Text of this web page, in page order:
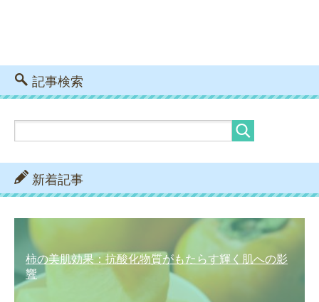
記事検索
新着記事
柿の美肌効果：抗酸化物質がもたらす輝く肌への影
響